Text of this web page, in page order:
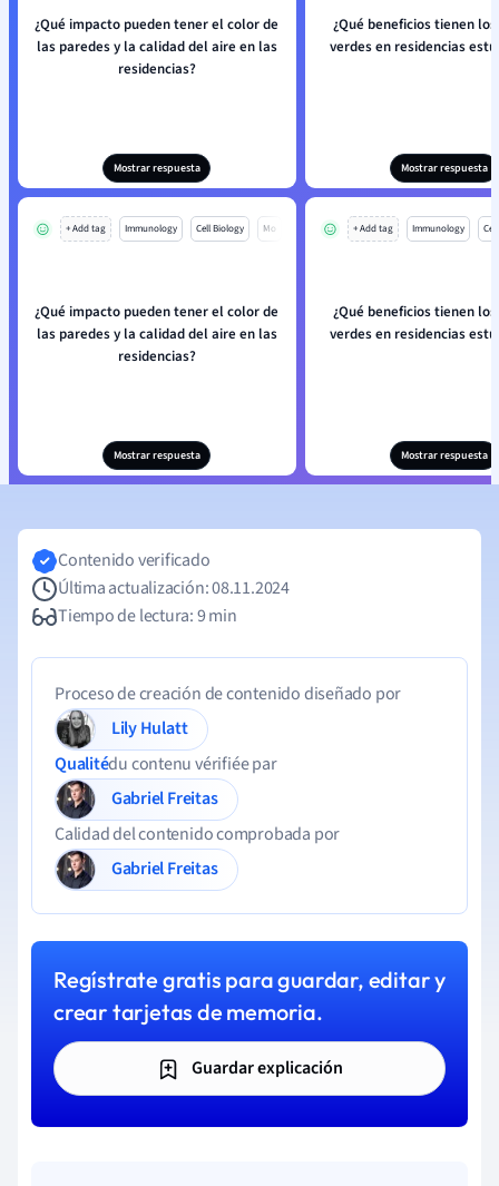
¿Qué impacto pueden tener el color de
las paredes y la calidad del aire en las
residencias?
Mostrar respuesta
¿Qué beneficios tienen
verdes en residencias
Mostrar respuesta
+ Add tag Immunology Cell Biology Mo
¿Qué impacto pueden tener el color de
las paredes y la calidad del aire en las
residencias?
Mostrar respuesta
+ Add tag Immunology
¿Qué beneficios tienen
verdes en residencias
Mostrar respuesta
Contenido verificado
Última actualización: 08.11.2024
Tiempo de lectura: 9 min
Proceso de creación de contenido diseñado por
Lily Hulatt
Qualitédu contenu vérifiée par
Gabriel Freitas
Calidad del contenido comprobada por
Gabriel Freitas
Regístrate gratis para guardar, editar y
crear tarjetas de memoria.
Guardar explicación